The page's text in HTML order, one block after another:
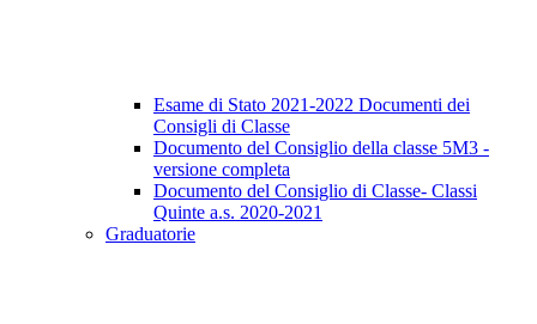
Esame di Stato 2021-2022 Documenti dei
Consigli di Classe
Documento del Consiglio della classe 5M3 -
versione completa
Documento del Consiglio di Classe- Classi
Quinte a.s. 2020-2021
Graduatorie